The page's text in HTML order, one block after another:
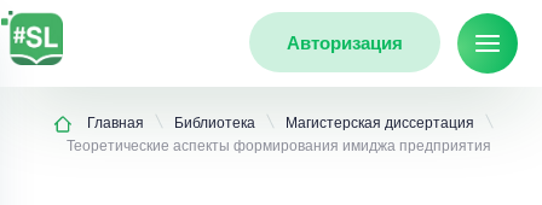
Авторизация
Главная Библиотека
Магистерская диссертация
Теоретические аспекты формирования имиджа предприятия